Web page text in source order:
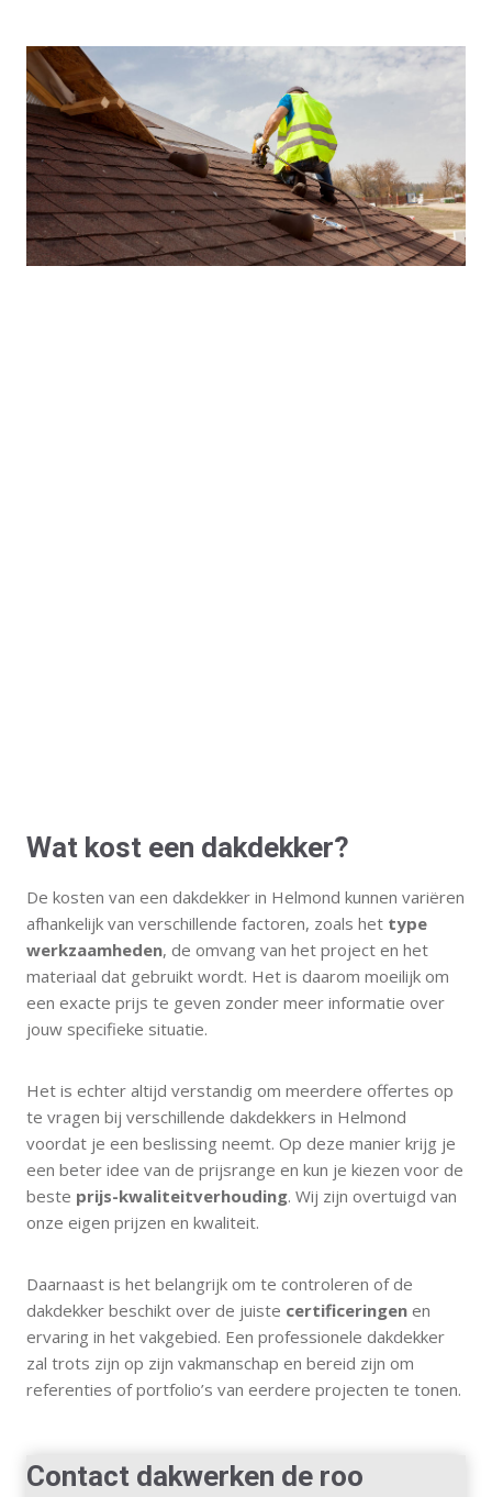
Wat kost een dakdekker?
De kosten van een dakdekker in Helmond kunnen variëren
afhankelijk van verschillende factoren, zoals het type
werkzaamheden, de omvang van het project en het
materiaal dat gebruikt wordt. Het is daarom moeilijk om
een exacte prijs te geven zonder meer informatie over
jouw specifieke situatie.
Het is echter altijd verstandig om meerdere offertes op
te vragen bij verschillende dakdekkers in Helmond
voordat je een beslissing neemt. Op deze manier krijg je
een beter idee van de prijsrange en kun je kiezen voor de
beste prijs-kwaliteitverhouding. Wij zijn overtuigd van
onze eigen prijzen en kwaliteit.
Daarnaast is het belangrijk om te controleren of de
dakdekker beschikt over de juiste certificeringen en
ervaring in het vakgebied. Een professionele dakdekker
zal trots zijn op zijn vakmanschap en bereid zijn om
referenties of portfolio’s van eerdere projecten te tonen.
Contact dakwerken de roo